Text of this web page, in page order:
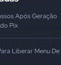
Após Geração
Pix
Liberar Menu De